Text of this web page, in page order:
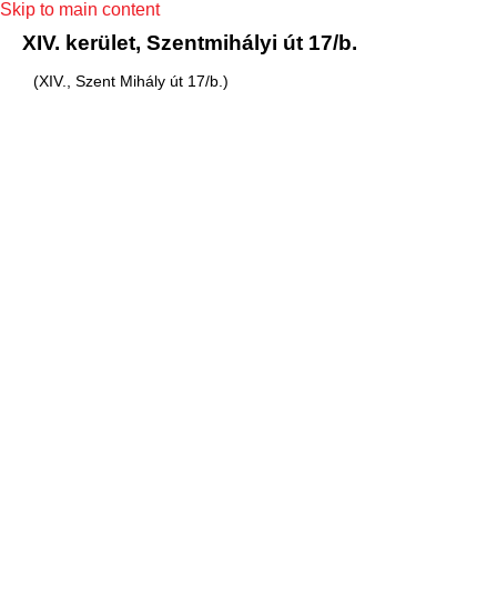
Skip to main content
XIV. kerület, Szentmihályi út 17/b.
(XIV., Szent Mihály út 17/b.)